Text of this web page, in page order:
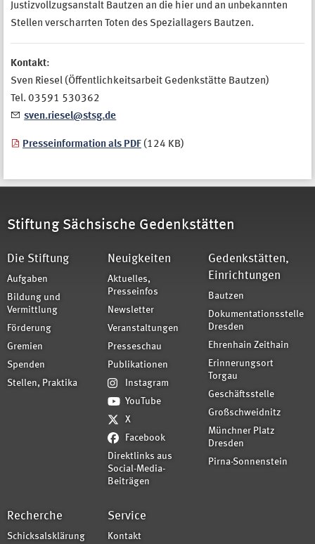
Justizvollzugsanstalt Bautzen an die hier und an unbekannten
Stellen verscharrten Toten des Speziallagers Bautzen.
Kontakt:
Sven Riesel (Öffentlichkeitsarbeit Gedenkstätte Bautzen)
Tel. 03591 530362
sven.riesel@stsg.de
Presseinformation als PDF (124 KB)
Stiftung Sächsische Gedenkstätten
Die Stiftung
Aufgaben
Bildung und
Vermittlung
Förderung
Gremien
Spenden
Stellen, Praktika
Neuigkeiten
Aktuelles,
Presseinfos
Newsletter
Veranstaltungen
Presseschau
Publikationen
Instagram
YouTube
X
Facebook
Direktlinks aus
Social-Media-
Beiträgen
Gedenkstätten,
Einrichtungen
Bautzen
Dokumentationsstelle
Dresden
Ehrenhain Zeithain
Erinnerungsort
Torgau
Geschäftsstelle
Großschweidnitz
Münchner Platz
Dresden
Pirna-Sonnenstein
Recherche
Schicksalsklärung
Service
Kontakt